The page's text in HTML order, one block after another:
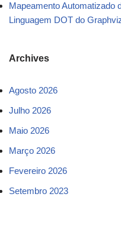
Mapeamento Automatizado
Linguagem DOT do
Archives
Agosto 2026
Julho 2026
Maio 2026
Março 2026
Fevereiro 2026
Setembro 2023